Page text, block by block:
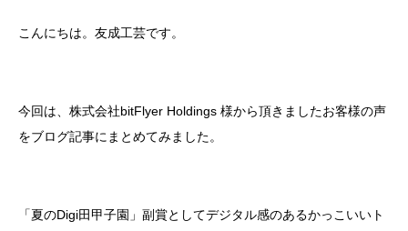
こんにちは。友成工芸です。
今回は、株式会社bitFlyer Holdings 様から頂きましたお客様の声
をブログ記事にまとめてみました。
「夏のDigi田甲子園」副賞としてデジタル感のあるかっこいいト